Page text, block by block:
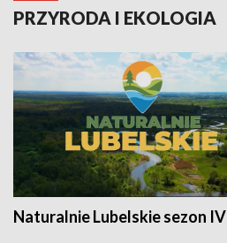
PRZYRODA I EKOLOGIA
Naturalnie Lubelskie sezon IV